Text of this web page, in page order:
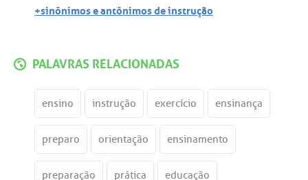
+sinônimos e antônimos de instrução
PALAVRAS RELACIONADAS
ensino instrução exercício ensinança
preparo orientação ensinamento
preparação prática educação